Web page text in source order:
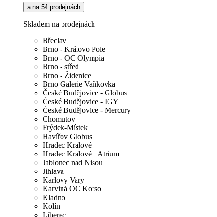
a na 54 prodejnách
Skladem na prodejnách
Břeclav
Brno - Královo Pole
Brno - OC Olympia
Brno - střed
Brno - Židenice
Brno Galerie Vaňkovka
České Budějovice - Globus
České Budějovice - IGY
České Budějovice - Mercury
Chomutov
Frýdek-Místek
Havířov Globus
Hradec Králové
Hradec Králové - Atrium
Jablonec nad Nisou
Jihlava
Karlovy Vary
Karviná OC Korso
Kladno
Kolín
Liberec